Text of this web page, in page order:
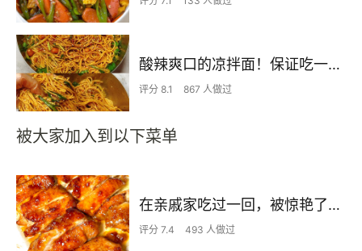
酸辣爽口的凉拌面！保证吃一次就上瘾
评分 8.1 867 人做过
被大家加入到以下菜单
在亲戚家吃过一回，被惊艳了…
评分 7.4 493 人做过